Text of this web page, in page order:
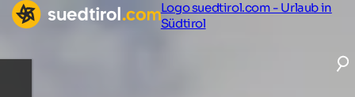
Logo suedtirol.com - Urlaub in
Südtirol